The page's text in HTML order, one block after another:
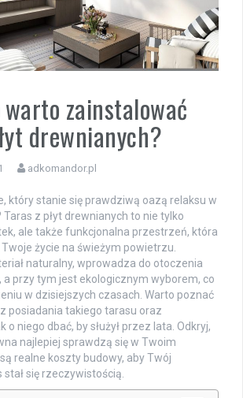
warto zainstalować
drewnianych?
adkomandor.pl
który stanie się prawdziwą oazą relaksu w
z płyt drewnianych to nie tylko
ale także funkcjonalna przestrzeń, która
życie na świeżym powietrzu.
naturalny, wprowadza do otoczenia
a przy tym jest ekologicznym wyborem, co
w dzisiejszych czasach. Warto poznać
posiadania takiego tarasu oraz
o niego dbać, by służył przez lata. Odkryj,
najlepiej sprawdzą się w Twoim
realne koszty budowy, aby Twój
się rzeczywistością.